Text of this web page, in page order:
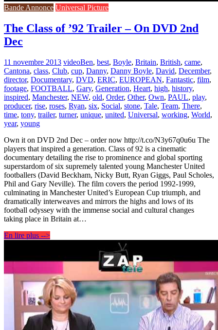
Bande Annonce Universal Picture
The Class of ’92 Trailer – On DVD 2nd
Dec
11 novembre 2013 videoBen, best, Boyle, Britain, British, came,
Cantona, class, Club, cup, Danny, Danny Boyle, David, December,
director, Documentary, DVD, ERIC, EUROPEAN, Fantastic, film,
footage, FOOTBALL, Gary, Generation, Heart, high, history,
inspired, Manchester, NEW, old, Order, Other, Own, PAUL, play,
producer, rise, roses, Ryan, six, Social, stone, Tale, Team, There,
time, tony, trailer, turner, unique, united, Universal, working, World,
year, young
Own it on DVD 2nd Dec – order now http://t.co/N3y67q0u6u The
players that inspired a generation. Class of 92 is a cinematic
documentary detailing the rise to prominence and global sporting
superstardom of six supremely talented young Manchester United
footballers (David Beckham, Nicky Butt, Ryan Giggs, Paul Scholes,
Phil and Gary Neville). The film covers the period 1992-1999,
culminating in Manchester United’s European Cup triumph, and
dramatically interweaves and mirrors the highs and lows of its
football odyssey with the immense social and cultural changes
taking place in Britain at…
En lire plus -->